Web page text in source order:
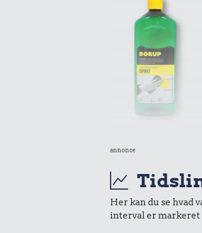
annonce
Her kan du se hvad
interval er markeret